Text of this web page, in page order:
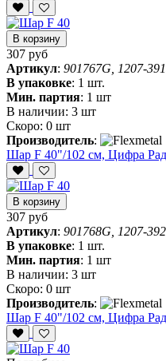
В корзину
307 руб
Артикул: 901767G, 1207-
В упаковке: 1 шт.
Мин. партия: 1 шт
В наличии: 3 шт
Скоро: 0 шт
Производитель:
Шар F 40"/102 см, Цифра
В корзину
307 руб
Артикул: 901768G, 1207-
В упаковке: 1 шт.
Мин. партия: 1 шт
В наличии: 3 шт
Скоро: 0 шт
Производитель:
Шар F 40"/102 см, Цифра